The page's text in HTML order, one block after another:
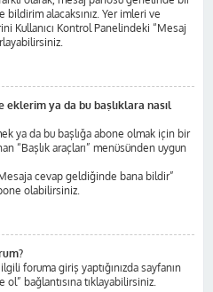
alacaksınız. Yer imleri ve
Kullanıcı Kontrol Panelindeki “Mesaj
eklerim ya da bu başlıklara nasıl
ya da bu başlığa abone olmak için bir
“Başlık araçları” menüsünden uygun
cevap geldiğinde bana bildir”
olabilirsiniz.
foruma giriş yaptığınızda sayfanın
ol” bağlantısına tıklayabilirsiniz.